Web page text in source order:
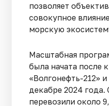
позволяет
совокупное
морскую
Масштабная
была начата после
«Волгонефть-212»
декабре 2024 года.
перевозили около